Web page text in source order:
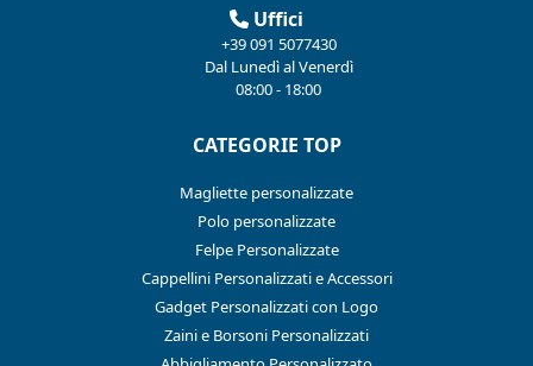
Uffici
+39 091 5077430
Dal Lunedì al Venerdì
08:00 - 18:00
CATEGORIE TOP
Magliette personalizzate
Polo personalizzate
Felpe Personalizzate
Cappellini Personalizzati e Accessori
Gadget Personalizzati con Logo
Zaini e Borsoni Personalizzati